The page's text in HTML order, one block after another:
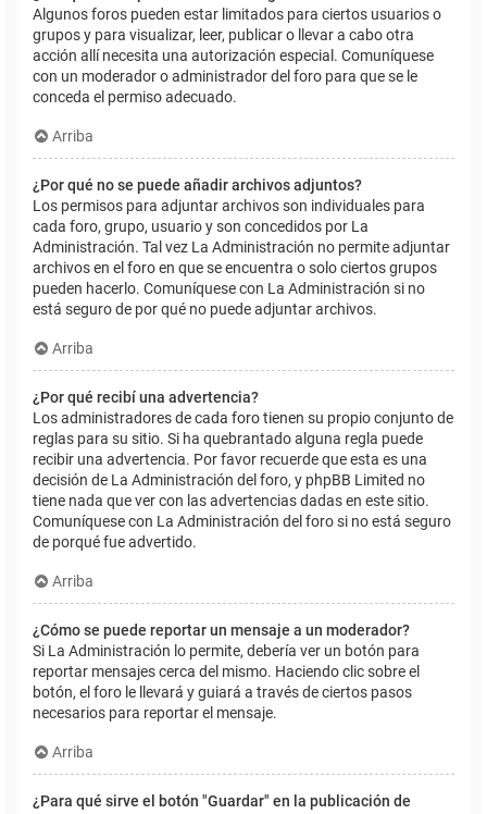
Algunos foros pueden estar limitados para ciertos usuarios o
grupos y para visualizar, leer, publicar o llevar a cabo otra
acción allí necesita una autorización especial. Comuníquese
con un moderador o administrador del foro para que se le
conceda el permiso adecuado.
Arriba
¿Por qué no se puede añadir archivos adjuntos?
Los permisos para adjuntar archivos son individuales para
cada foro, grupo, usuario y son concedidos por La
Administración. Tal vez La Administración no permite adjuntar
archivos en el foro en que se encuentra o solo ciertos grupos
pueden hacerlo. Comuníquese con La Administración si no
está seguro de por qué no puede adjuntar archivos.
Arriba
¿Por qué recibí una advertencia?
Los administradores de cada foro tienen su propio conjunto de
reglas para su sitio. Si ha quebrantado alguna regla puede
recibir una advertencia. Por favor recuerde que esta es una
decisión de La Administración del foro, y phpBB Limited no
tiene nada que ver con las advertencias dadas en este sitio.
Comuníquese con La Administración del foro si no está seguro
de porqué fue advertido.
Arriba
¿Cómo se puede reportar un mensaje a un moderador?
Si La Administración lo permite, debería ver un botón para
reportar mensajes cerca del mismo. Haciendo clic sobre el
botón, el foro le llevará y guiará a través de ciertos pasos
necesarios para reportar el mensaje.
Arriba
¿Para qué sirve el botón "Guardar" en la publicación de